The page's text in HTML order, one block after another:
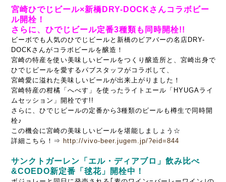
宮崎ひでじビール×新橋DRY-DOCKさんコラボビー
ル開栓！
さらに、ひでじビール定番3種類も同時開栓!!
ビーボでも人気のひでじビールと新橋のビアバーの名店DRY-
DOCKさんがコラボビールを醸造！
宮崎の特産を使い美味しいビールをつくり醸造所と、宮崎出身で
ひでじビールを愛するパブスタッフがコラボして、
宮崎愛に溢れた美味しいビールが出来上がりました！
宮崎特産の柑橘「へべす」を使ったライトエール「HYUGAライ
ムセッション」開栓です!!
さらに、ひでじビールの定番から3種類のビールも樽生で同時開
栓♪
この機会に宮崎の美味しいビールを堪能しましょう☆
詳細こちら！⇒ http://vivo-beer.jugem.jp/?eid=844
サンクトガーレン「エル・ディアブロ」飲み比べ
&COEDO新定番「毬花」開栓中！